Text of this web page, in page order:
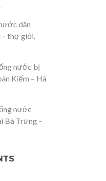
dân
– thợ giỏi,
nước bị
Kiếm – Hà
nước
Bà Trưng –